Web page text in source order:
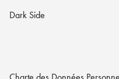
Dark Side